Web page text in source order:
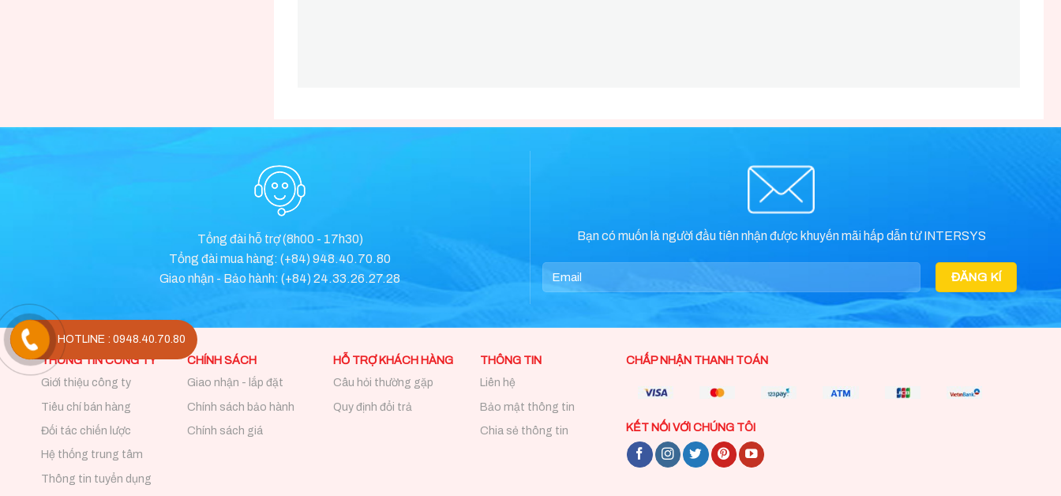
Tổng đài hỗ trợ (8h00 - 17h30)
Tổng đài mua hàng: (+84) 948.40.70.80
Giao nhận - Bảo hành: (+84) 24.33.26.27.28
Bạn có muốn là người đầu tiên nhận được khuyến mãi hấp dẫn từ INTERSYS
THÔNG TIN CÔNG TY
Giới thiệu công ty
Tiêu chí bán hàng
Đối tác chiến lược
Hệ thống trung tâm
Thông tin tuyển dụng
CHÍNH SÁCH
Giao nhận - lắp đặt
Chính sách bảo hành
Chính sách giá
HỖ TRỢ KHÁCH HÀNG
Câu hỏi thường gặp
Quy định đổi trả
THÔNG TIN
Liên hệ
Bảo mật thông tin
Chia sẻ thông tin
CHẤP NHẬN THANH TOÁN
KẾT NỐI VỚI CHÚNG TÔI
HOTLINE : 0948.40.70.80